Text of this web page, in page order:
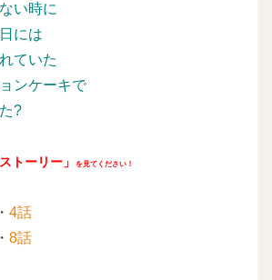
い時に
には
ていた
ンケーキで
?
トーリー」 を見てください！
・ 4話
・ 8話